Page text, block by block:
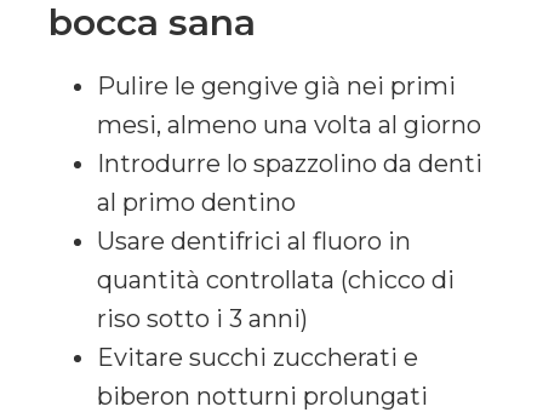
bocca sana
Pulire le gengive già nei primi
mesi, almeno una volta al giorno
Introdurre lo spazzolino da denti
al primo dentino
Usare dentifrici al fluoro in
quantità controllata (chicco di
riso sotto i 3 anni)
Evitare succhi zuccherati e
biberon notturni prolungati